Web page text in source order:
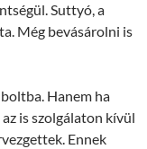
Suttyó, a
Még bevásárolni is
Hanem ha
is szolgálaton kívül
Ennek